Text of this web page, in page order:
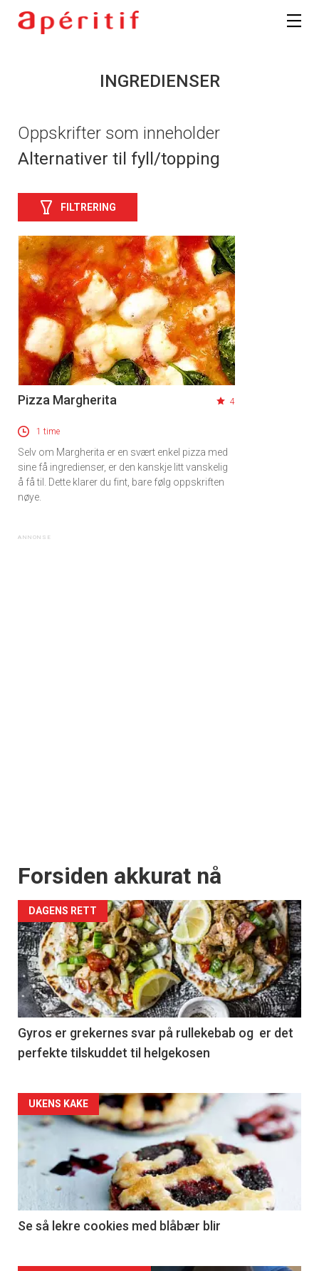
INGREDIENSER
Oppskrifter som inneholder
Alternativer til fyll/topping
FILTRERING
Pizza Margherita 4
1 time
Selv om Margherita er en svært enkel pizza med
sine få ingredienser, er den kanskje litt vanskelig
å få til. Dette klarer du fint, bare følg oppskriften
nøye.
Forsiden akkurat nå
DAGENS RETT
Gyros er grekernes svar på rullekebab og er det
perfekte tilskuddet til helgekosen
Forsiden
akkurat
nå
2
UKENS KAKE
Se så lekre cookies med blåbær blir